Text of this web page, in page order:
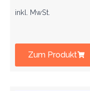
inkl. MwSt.
Zum Produkt